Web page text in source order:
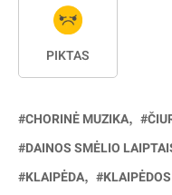
PIKTAS
CHORINĖ MUZIKA
DAINOS SMĖLIO
KLAIPĖDA